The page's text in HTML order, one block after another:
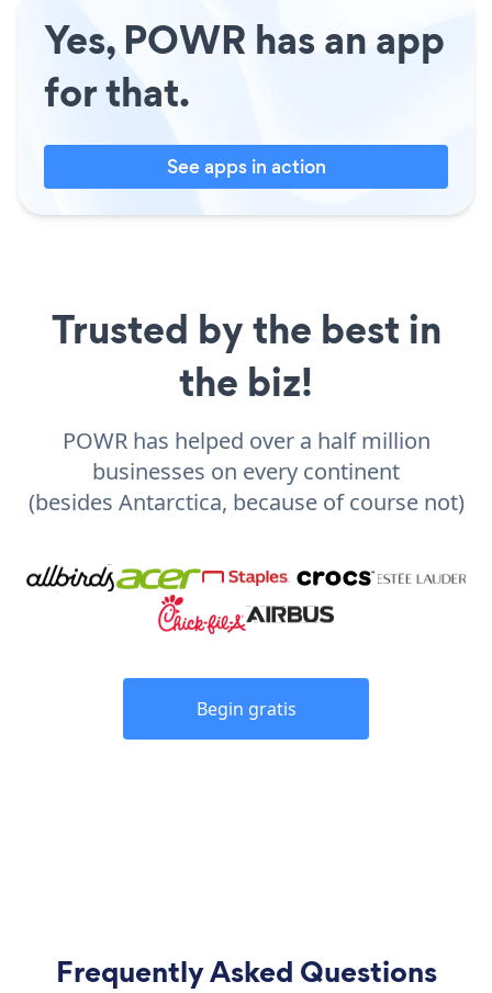
Yes, POWR has an app
for that.
See apps in action
Trusted by the best in
the biz!
POWR has helped over a half million
businesses on every continent
(besides Antarctica, because of course not)
Begin gratis
Frequently Asked Questions